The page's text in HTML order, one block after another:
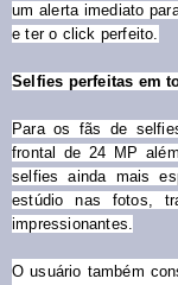
um alerta imediato
e ter o click perfeito.
Selfies perfeitas em
Para os fãs de
frontal de 24 MP
selfies ainda mais
estúdio nas fotos,
impressionantes.
O usuário também